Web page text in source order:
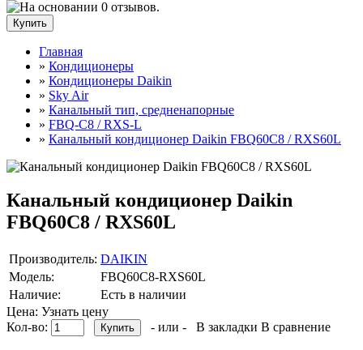
Главная
» Кондиционеры
» Кондиционеры Daikin
» Sky Air
» Канальный тип, средненапорные
» FBQ-C8 / RXS-L
» Канальный кондиционер Daikin FBQ60C8 / RXS60L
Канальный кондиционер Daikin
FBQ60C8 / RXS60L
Производитель: DAIKIN
Модель:
FBQ60C8-RXS60L
Наличие:
Есть в наличии
Цена: Узнать цену
Кол-во:
- или - В закладки В сравнение